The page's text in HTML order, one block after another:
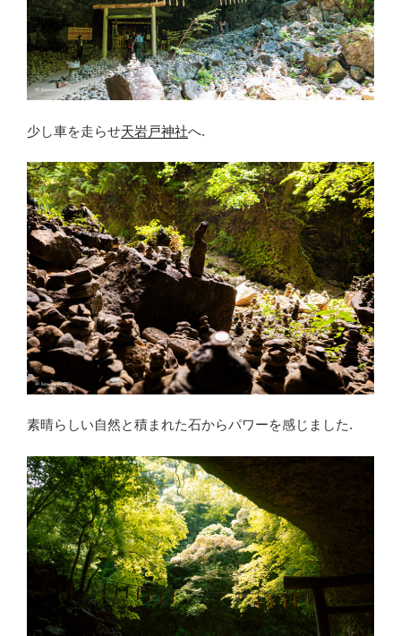
少し車を走らせ天岩戸神社へ.
素晴らしい自然と積まれた石からパワーを感じました.